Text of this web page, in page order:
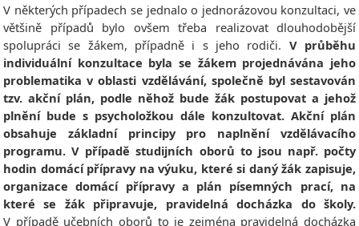
V některých případech se jednalo o jednorázovou konzultaci, ve
většině případů bylo ovšem třeba realizovat dlouhodobější
spolupráci se žákem, případně i s jeho rodiči. V průběhu
individuální konzultace byla se žákem projednávána jeho
problematika v oblasti vzdělávání, společně byl sestavován
tzv. akční plán, podle něhož bude žák postupovat a jehož
plnění bude s psycholožkou dále konzultovat. Akční plán
obsahuje základní principy pro naplnění vzdělávacího
programu. V případě studijních oborů to jsou např. počty
hodin domácí přípravy na výuku, které si daný žák zapisuje,
organizace domácí přípravy a plán písemných prací, na
které se žák připravuje, pravidelná docházka do školy.
V případě učebních oborů to je zejména pravidelná docházka